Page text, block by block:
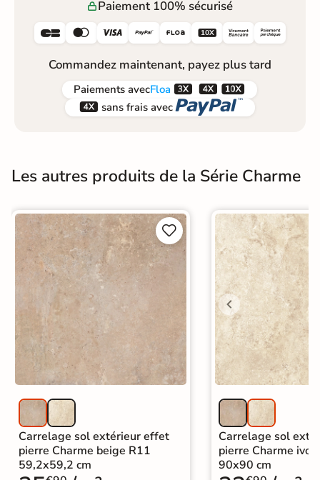
Paiement 100% sécurisé
     
Commandez maintenant, payez plus tard
Paiements avecFloa  
 sans frais avec 
Les autres produits de la Série Charme


Carrelage sol extérieur effet
pierre Charme beige R11
59,2x59,2 cm
Carrelage sol
pierre Charme
90x90 cm